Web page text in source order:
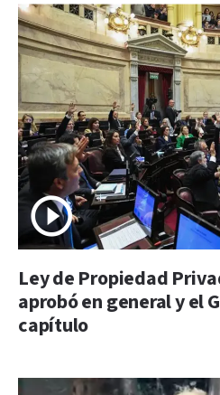
Ley de Propiedad
aprobó en general y el
capítulo